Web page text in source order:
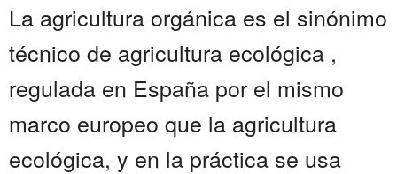
La agricultura orgánica es el sinónimo
técnico de agricultura ecológica ,
regulada en España por el mismo
marco europeo que la agricultura
ecológica, y en la práctica se usa